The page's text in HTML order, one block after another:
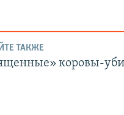
ТАКЖЕ
коровы-